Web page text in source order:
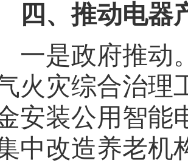
四、推动电器
一是政府推动
火灾综合治理
安装公用智能
中改造养老机